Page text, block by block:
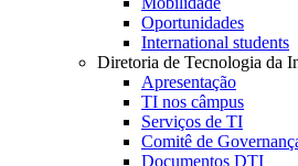
Oportunidades
International students
Diretoria de Tecnologia da
Apresentação
TI nos câmpus
Serviços de TI
Comitê de
Documentos DTI